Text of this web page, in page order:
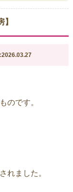
のです。
れました。